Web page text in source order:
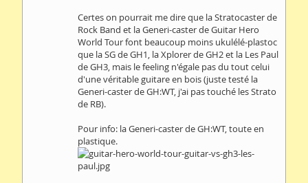
Certes on pourrait me dire que la Stratocaster de
Rock Band et la Generi-caster de Guitar Hero
World Tour font beaucoup moins ukulélé-plastoc
que la SG de GH1, la Xplorer de GH2 et la Les Paul
de GH3, mais le feeling n'égale pas du tout celui
d'une véritable guitare en bois (juste testé la
Generi-caster de GH:WT, j'ai pas touché les Strato
de RB).
Pour info: la Generi-caster de GH:WT, toute en
plastique.